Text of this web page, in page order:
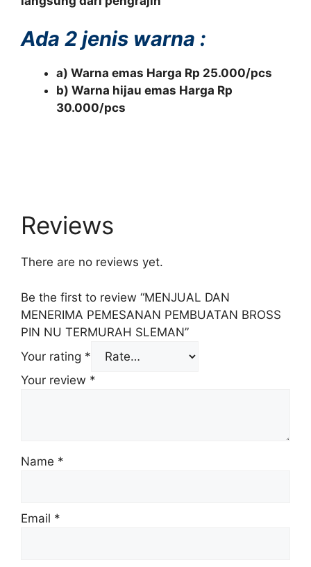
Ada 2 jenis warna :
a) Warna emas Harga Rp 25.000/pcs
b) Warna hijau emas Harga Rp
30.000/pcs
Reviews
There are no reviews yet.
Be the first to review “MENJUAL DAN
MENERIMA PEMESANAN PEMBUATAN BROSS
PIN NU TERMURAH SLEMAN”
Your rating *
Your review *
Name *
Email *